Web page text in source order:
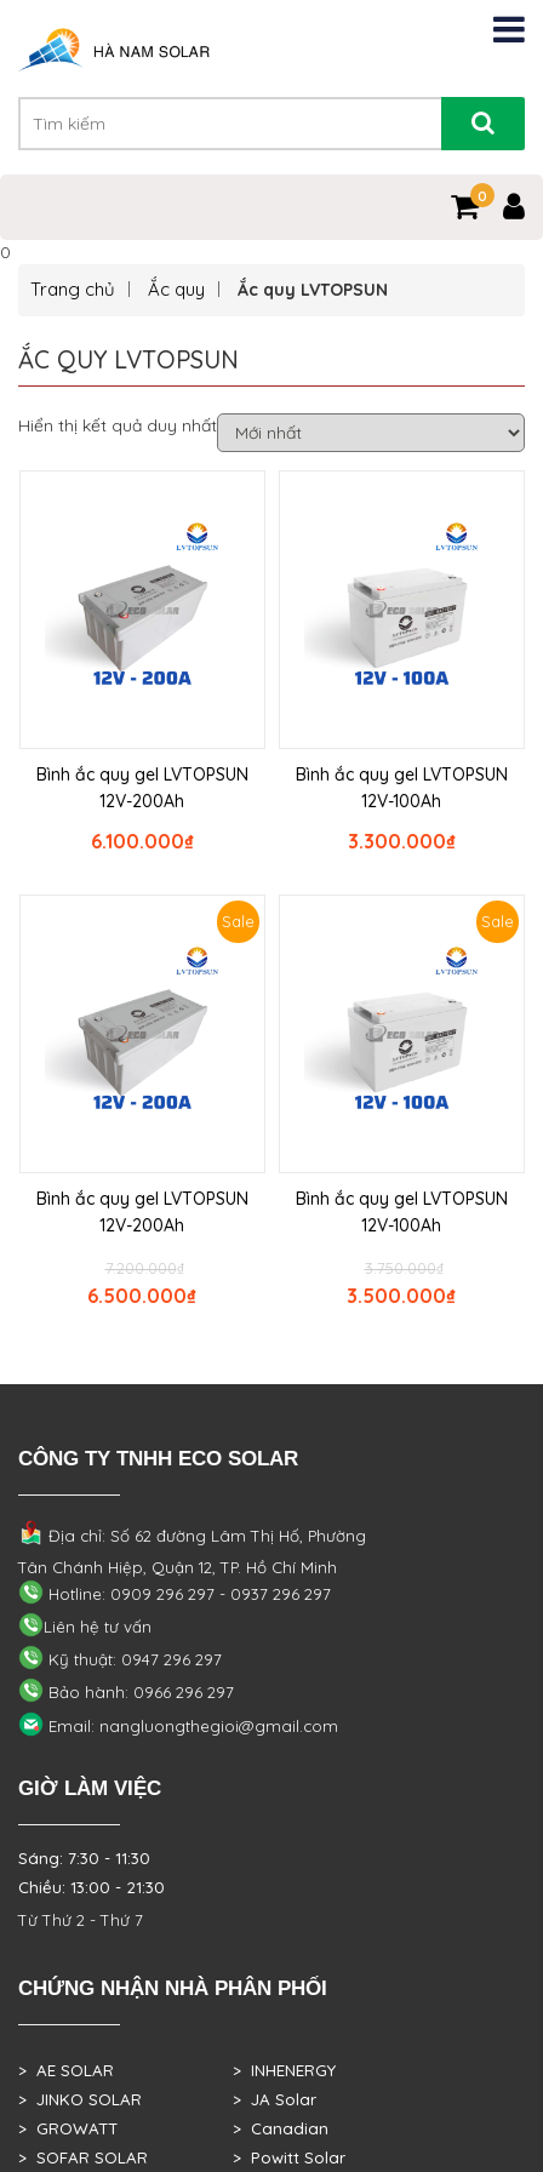
0
0
Trang chủ Ắc quy Ắc quy LVTOPSUN
ẮC QUY LVTOPSUN
Hiển thị kết quả duy nhất
Bình ắc quy gel LVTOPSUN
12V-200Ah
₫
6.100.000
Bình ắc quy gel LVTOPSUN
12V-100Ah
₫
3.300.000
Sale
Bình ắc quy gel LVTOPSUN
12V-200Ah
₫
7.200.000
₫
6.500.000
Sale
Bình ắc quy gel LVTOPSUN
12V-100Ah
₫
3.750.000
₫
3.500.000
CÔNG TY TNHH ECO SOLAR
Địa chỉ: Số 62 đường Lâm Thị Hố, Phường
Tân Chánh Hiệp, Quận 12, TP. Hồ Chí Minh
Hotline: 0909 296 297 - 0937 296 297
Liên hệ tư vấn
Kỹ thuật: 0947 296 297
Bảo hành: 0966 296 297
Email: nangluongthegioi@gmail.com
GIỜ LÀM VIỆC
Sáng: 7:30 - 11:30
Chiều: 13:00 - 21:30
Từ Thứ 2 - Thứ 7
CHỨNG NHẬN NHÀ PHÂN PHỐI
> AE SOLAR
> JINKO SOLAR
> GROWATT
> SOFAR SOLAR
> INHENERGY
> JA Solar
> Canadian
> Powitt Solar